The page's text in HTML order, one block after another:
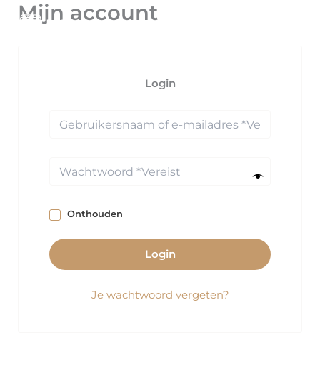
Mijn account
Login
Onthouden
Login
Je wachtwoord vergeten?